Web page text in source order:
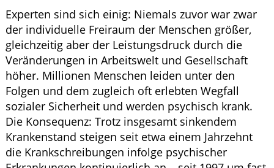
HOMÖOPATHIE
Experten sind sich einig: Niemals zuvor war zwar
der individuelle Freiraum der Menschen größer,
gleichzeitig aber der Leistungsdruck durch die
Veränderungen in Arbeitswelt und Gesellschaft
höher. Millionen Menschen leiden unter den
Folgen und dem zugleich oft erlebten Wegfall
sozialer Sicherheit und werden psychisch krank.
Die Konsequenz: Trotz insgesamt sinkendem
Krankenstand steigen seit etwa einem Jahrzehnt
die Krankschreibungen infolge psychischer